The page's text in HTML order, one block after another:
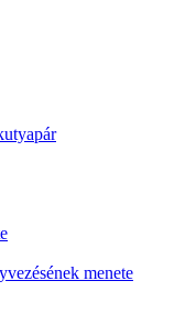
menete